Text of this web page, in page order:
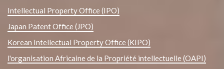
Intellectual Property Office (IPO)
Japan Patent Office (JPO)
Korean Intellectual Property Office (KIPO)
l'organisation Africaine de la Propriété intellectuelle (OAPI)